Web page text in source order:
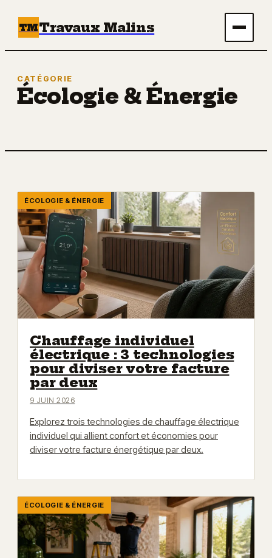
TMTravaux Malins
Bricolage
Déco
CATÉGORIE
Écologie & Énergie
ÉCOLOGIE & ÉNERGIE
Chauffage individuel
électrique : 3 technologies
pour diviser votre facture
par deux
9 JUIN 2026
Explorez trois technologies de chauffage électrique
individuel qui allient confort et économies pour
diviser votre facture énergétique par deux.
ÉCOLOGIE & ÉNERGIE